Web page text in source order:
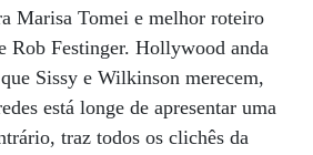
Marisa Tomei e melhor roteiro
Rob Festinger. Hollywood anda
Sissy e Wilkinson merecem,
está longe de apresentar uma
traz todos os clichês da